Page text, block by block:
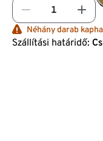
Néhány darab
Szállítási határidő: